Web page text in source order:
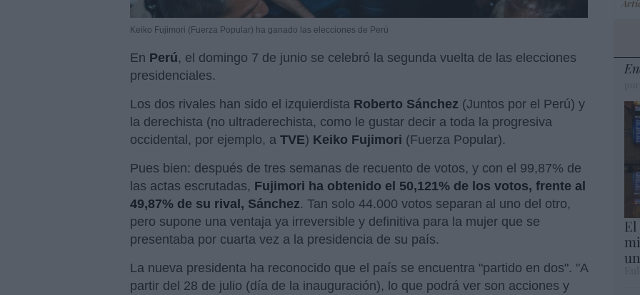
Keiko Fujimori (Fuerza Popular) ha ganado las elecciones de Perú
En Perú, el domingo 7 de junio se celebró la segunda vuelta de las elecciones
presidenciales.
Los dos rivales han sido el izquierdista Roberto Sánchez (Juntos por el Perú) y
la derechista (no ultraderechista, como le gustar decir a toda la progresiva
occidental, por ejemplo, a TVE) Keiko Fujimori (Fuerza Popular).
Pues bien: después de tres semanas de recuento de votos, y con el 99,87% de
las actas escrutadas, Fujimori ha obtenido el 50,121% de los votos, frente al
49,87% de su rival, Sánchez. Tan solo 44.000 votos separan al uno del otro,
pero supone una ventaja ya irreversible y definitiva para la mujer que se
presentaba por cuarta vez a la presidencia de su país.
La nueva presidenta ha reconocido que el país se encuentra "partido en dos". "A
partir del 28 de julio (día de la inauguración), lo que podrá ver son acciones y